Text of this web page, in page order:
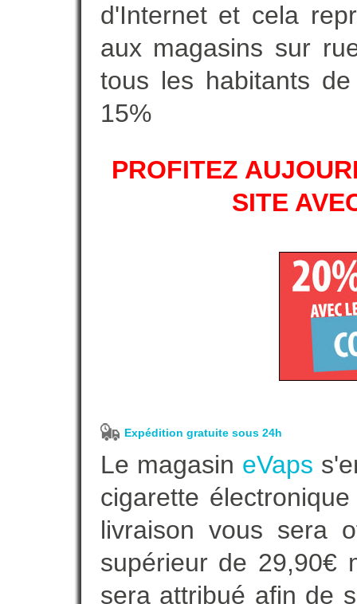
d'Internet et cela
aux magasins sur
tous les habitants
15%
PROFITEZ
SITE
Expédition gratuite sous 24h
Le magasin eVaps
cigarette
livraison vous sera
supérieur de 29,90€
sera attribué afin de